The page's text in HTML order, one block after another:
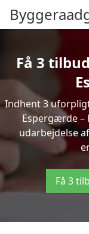
Få 3
Indhent 3
Espergærde –
udarbejdelse
Få 3